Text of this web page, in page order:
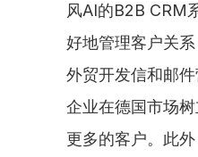
风AI的B2B CRM
好地管理客户关系
外贸开发信和邮
企业在德国市场树
更多的客户。此